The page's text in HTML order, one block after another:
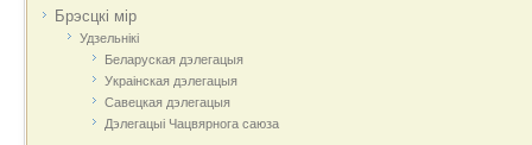
Брэсцкі мір
Удзельнікі
Беларуская дэлегацыя
Украінская дэлегацыя
Савецкая дэлегацыя
Дэлегацыі Чацвярнога саюза